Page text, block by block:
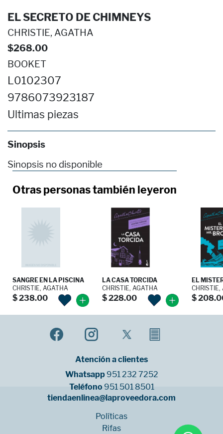
EL SECRETO DE CHIMNEYS
CHRISTIE, AGATHA
$268.00
BOOKET
L0102307
9786073923187
Ultimas piezas
Sinopsis
Sinopsis no disponible
Otras personas también leyeron
SANGRE EN LA PISCINA
CHRISTIE, AGATHA
$ 238.00
LA CASA TORCIDA
CHRISTIE, AGATHA
$ 228.00
EL
CHRISTIE,
$
Atención a clientes
Whatsapp 951 232 7252
Teléfono 951 501 8501
tiendaenlinea@laproveedora.com
Políticas
Rifas